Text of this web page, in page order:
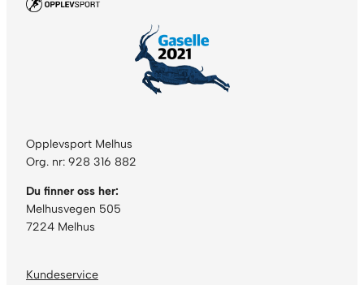
Opplevsport Melhus
Org. nr: 928 316 882
Du finner oss her:
Melhusvegen 505
7224 Melhus
Kundeservice